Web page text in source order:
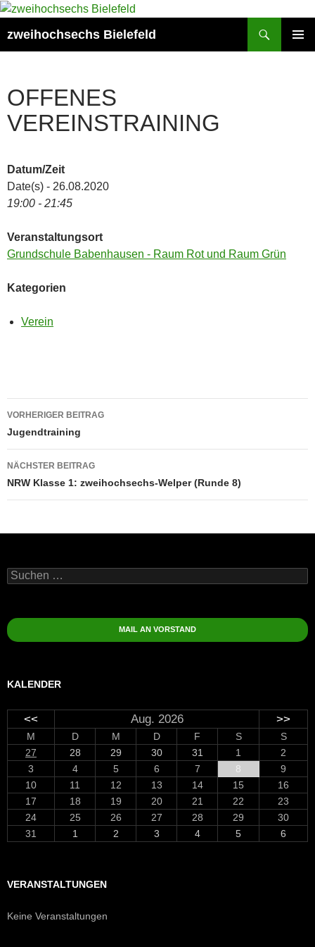
Zum
springen
zweihochsechs Bielefeld
OFFENES
VEREINSTRAINING
Datum/Zeit
Date(s) - 26.08.2020
19:00 - 21:45
Veranstaltungsort
Grundschule Babenhausen - Raum Rot und Raum Grün
Kategorien
Verein
Beitragsnavigation
VORHERIGER BEITRAG
Jugendtraining
NÄCHSTER BEITRAG
NRW Klasse 1: zweihochsechs-Welper (Runde 8)
Suchen
nach:
MAIL AN VORSTAND
KALENDER
<< Aug. 2026 >>
M D M D F S
S
27
28 29 30 31 1
2
3
4 5 6 7 8
9
10
11 12 13 14 15
16
17
18 19 20 21 22
23
24
25 26 27 28 29
30
31
1 2 3 4 5 6
VERANSTALTUNGEN
Keine Veranstaltungen